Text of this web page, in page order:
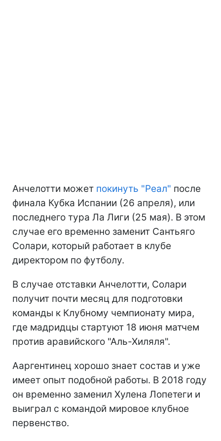
Анчелотти может покинуть "Реал" после
финала Кубка Испании (26 апреля), или
последнего тура Ла Лиги (25 мая). В этом
случае его временно заменит Сантьяго
Солари, который работает в клубе
директором по футболу.
В случае отставки Анчелотти, Солари
получит почти месяц для подготовки
команды к Клубному чемпионату мира,
где мадридцы стартуют 18 июня матчем
против аравийского "Аль-Хиляля".
Ааргентинец хорошо знает состав и уже
имеет опыт подобной работы. В 2018 году
он временно заменил Хулена Лопетеги и
выиграл с командой мировое клубное
первенство.